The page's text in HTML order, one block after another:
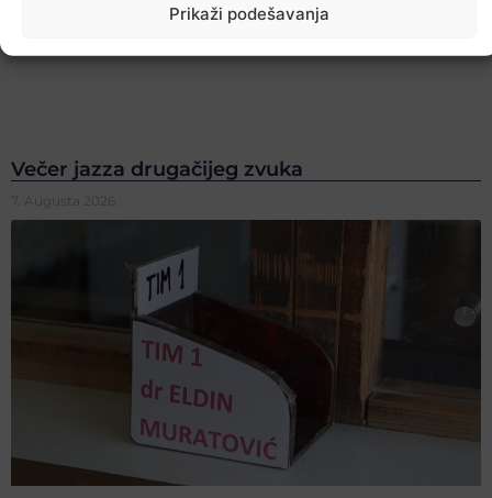
Prikaži podešavanja
Večer jazza drugačijeg zvuka
7. Augusta 2026.